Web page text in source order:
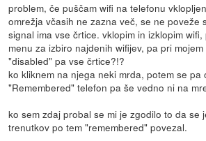
problem, če puščam wifi na telefonu
omrežja včasih ne zazna več, se ne poveže
signal ima vse črtice. vklopim in izklopim
menu za izbiro najdenih wifijev, pa pri
"disabled" pa vse črtice?!?
ko kliknem na njega neki mrda, potem se pa
"Remembered" telefon pa še vedno ni na
ko sem zdaj probal se mi je zgodilo to da se
trenutkov po tem "remembered" povezal.